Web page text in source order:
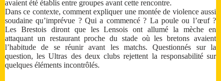
avaient été établis entre groupes avant cette rencontre.
Dans ce contexte, comment expliquer une montée de violence aussi
soudaine qu’imprévue ? Qui a commencé ? La poule ou l’œuf ?
Les Brestois diront que les Lensois ont allumé la mèche en
attaquant un restaurant proche du stade où les bretons avaient
l’habitude de se réunir avant les matchs. Questionnés sur la
question, les Ultras des deux clubs rejettent la responsabilité sur
quelques éléments incontrôlés.